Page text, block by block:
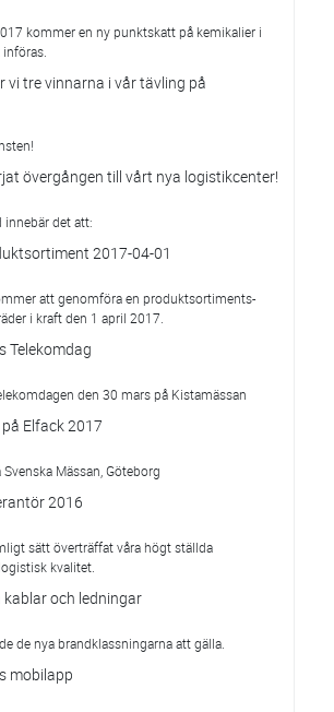
kommer en ny punktskatt på kemikalier i
vi tre vinnarna i vår tävling på
övergången till vårt nya logistikcenter!
det att:
2017-04-01
att genomföra en produktsortiments-
i kraft den 1 april 2017.
Telekomdag
den 30 mars på Kistamässan
Elfack 2017
Mässan, Göteborg
2016
sätt överträffat våra högt ställda
kvalitet.
kablar och ledningar
de nya brandklassningarna att gälla.
mobilapp